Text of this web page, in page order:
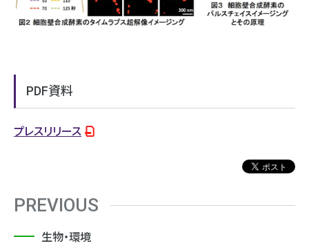
PDF資料
プレスリリース
PREVIOUS
生物・環境